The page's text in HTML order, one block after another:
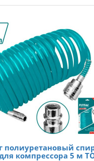
полиуретановый
компрессора 5 м